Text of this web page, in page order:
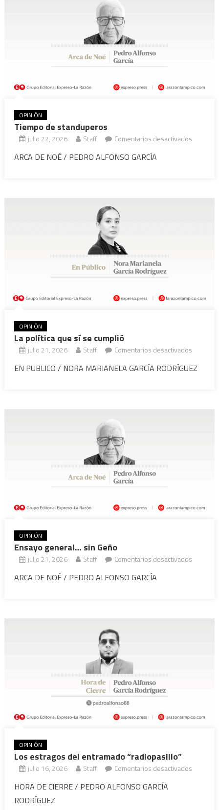
OPINIÓN
Tiempo de standuperos
julio 22, 2026 Staff Comentarios desactivadosen
ARCA DE NOÉ / PEDRO ALFONSO GARCÍA
OPINIÓN
La política que sí se cumplió
julio 21, 2026 Staff Comentarios desactivadosen
política
EN PUBLICO / NORA MARIANELA GARCÍA RODRÍGUEZ
OPINIÓN
Ensayo general… sin Geño
julio 21, 2026 Staff Comentarios desactivadosen
ARCA DE NOÉ / PEDRO ALFONSO GARCÍA
OPINIÓN
Los estragos del entramado “radiopasillo”
julio 16, 2026 Staff Comentarios desactivadosen
HORA DE CIERRE / PEDRO ALFONSO GARCÍA
RODRÍGUEZ